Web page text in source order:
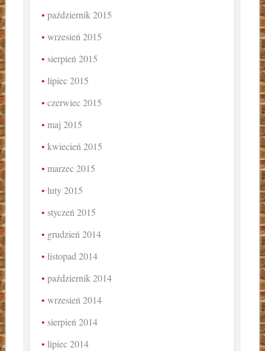
październik 2015
wrzesień 2015
sierpień 2015
lipiec 2015
czerwiec 2015
maj 2015
kwiecień 2015
marzec 2015
luty 2015
styczeń 2015
grudzień 2014
listopad 2014
październik 2014
wrzesień 2014
sierpień 2014
lipiec 2014